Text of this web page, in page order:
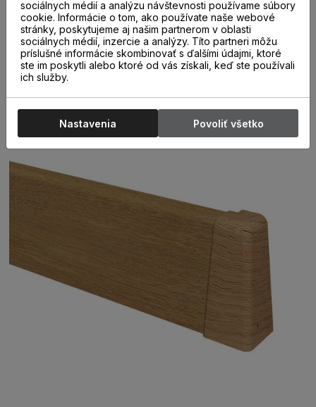
urýchľuje montáž líšt, ale aj chráni miesta spojov pred
poškodením.Pri objednávke treba upresniť počet
jednotlivých prvkov.Špeciálny systém montáže líšt na
klipy umožňuje namontovať lišty bez viditeľných skrutiek,
čo ešte viac umocňuje elegantný vzhľad týchto líšt.
Takáto montáž zároveň umožňuje jednoduchú demontáž
a opätovnú montáž líšt . Ďaľšia, rýchlejšia a jednoduchšia
možnosť uchytenia líšt je pomocou lepidla.
sociálnych médií a analýzu návštevnosti používame súbory
cookie. Informácie o tom, ako používate naše webové
stránky, poskytujeme aj našim partnerom v oblasti
sociálnych médií, inzercie a analýzy. Títo partneri môžu
príslušné informácie skombinovať s ďalšími údajmi, ktoré
ste im poskytli alebo ktoré od vás získali, keď ste používali
ich služby.
Nastavenia Povoliť všetko